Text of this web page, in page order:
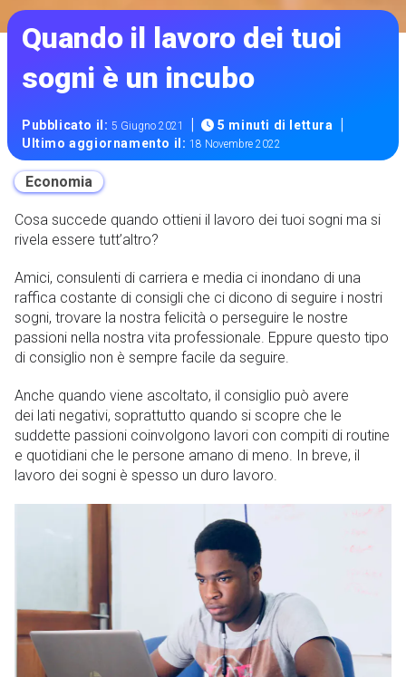
Quando il lavoro dei tuoi
sogni è un incubo
Pubblicato il:5 Giugno 2021 | 5 minuti di lettura |
Ultimo aggiornamento il:18 Novembre 2022
Economia
Cosa succede quando ottieni il lavoro dei tuoi sogni ma si
rivela essere tutt’altro?
Amici, consulenti di carriera e media ci inondano di una
raffica costante di consigli che ci dicono di seguire i nostri
sogni, trovare la nostra felicità o perseguire le nostre
passioni nella nostra vita professionale. Eppure questo tipo
di consiglio non è sempre facile da seguire.
Anche quando viene ascoltato, il consiglio può avere
dei lati negativi, soprattutto quando si scopre che le
suddette passioni coinvolgono lavori con compiti di routine
e quotidiani che le persone amano di meno. In breve, il
lavoro dei sogni è spesso un duro lavoro.